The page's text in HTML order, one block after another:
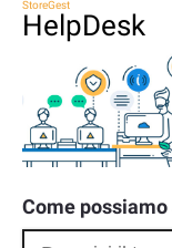
StoreGest
HelpDesk
Come